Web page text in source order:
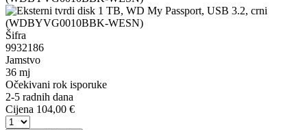
Šifra
9932186
Jamstvo
36 mj
Očekivani rok isporuke
2-5 radnih dana
Cijena 104,00 €